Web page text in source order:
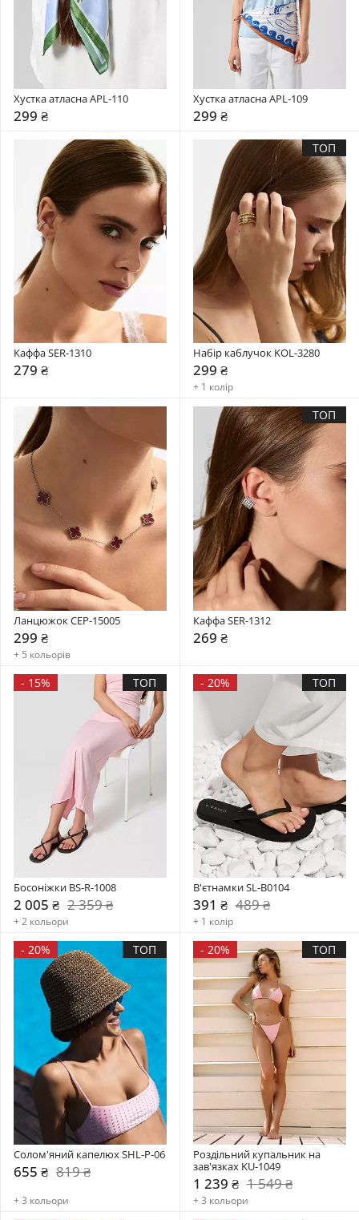
Хустка атласна APL-110
299 ₴
Хустка атласна APL-109
299 ₴
Каффа SER-1310
279 ₴
ТОП
Набір каблучок KOL-3280
299 ₴
+ 1 колір
Ланцюжок CEP-15005
299 ₴
+ 5 кольорів
ТОП
Каффа SER-1312
269 ₴
- 15% ТОП
Босоніжки BS-R-1008
2 005 ₴ 2 359 ₴
+ 2 кольори
- 20% ТОП
В'єтнамки SL-B0104
391 ₴ 489 ₴
+ 1 колір
- 20% ТОП
Солом'яний капелюх SHL-P-06
655 ₴ 819 ₴
+ 3 кольори
- 20% ТОП
Роздільний купальник на
зав'язках KU-1049
1 239 ₴ 1 549 ₴
+ 3 кольори